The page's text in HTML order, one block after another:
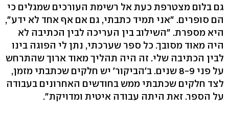
גם בלום מצטרפת כעת אל רשימת העורכים שמגלים כי
הם סופרים. "אני תמיד כתבתי, גם אם אף אחד לא ידע",
היא מספרת. "השילוב בין העריכה לבין הכתיבה לא
היה מאוד מסובך. כל ספר שערכתי, נתן לי הפוגה בינו
לבין הכתיבה שלי. זה היה תהליך מאוד ארוך שהתרחש
על פני 8-9 שנים. ב'הביקור' יש חלקים שכתבתי מזמן,
לצד חלקים שכתבתי ממש בחודשים האחרונים בעבודה
על הספר. זאת היתה עבודה איטית ומדויקת".